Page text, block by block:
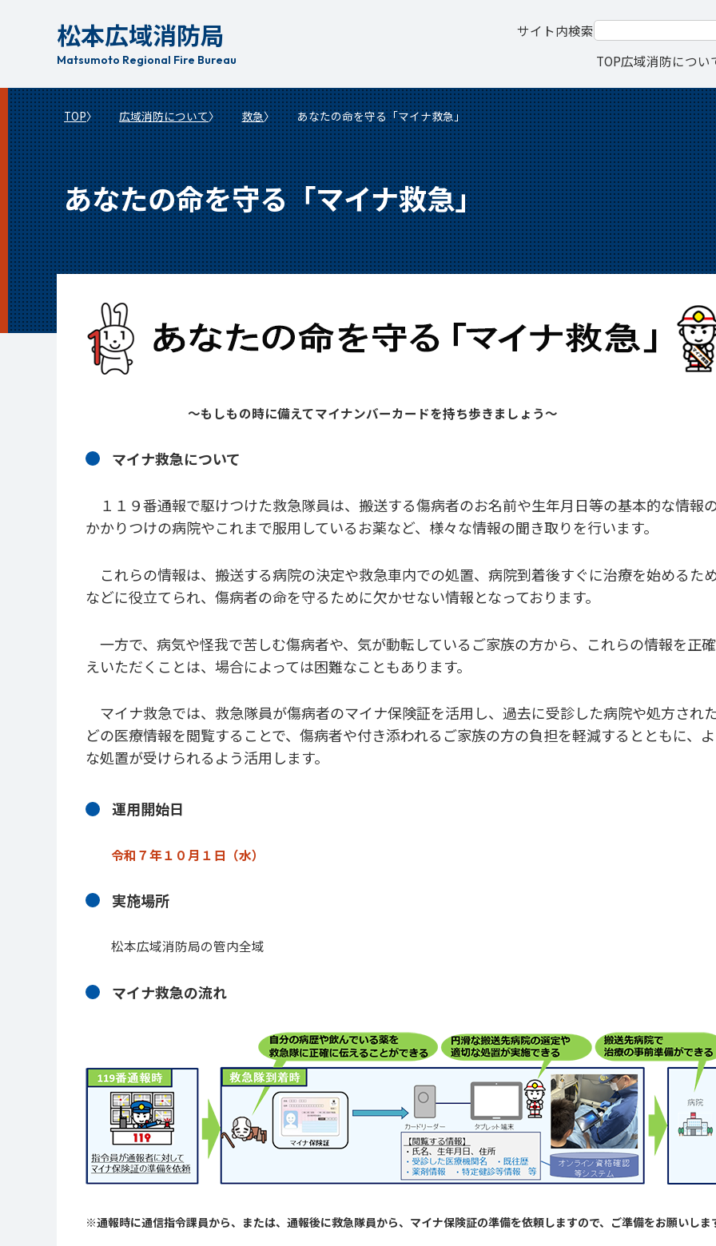
動
松本広域消防局
Matsumoto Regional Fire Bureau
サイト内検索
TOP広域消防につい
TOP 広域消防について 救急 あなたの命を守る「マイナ救急」
あなたの命を守る「マイナ救急」
～もしもの時に備えてマイナンバーカードを持ち歩きましょう～
マイナ救急について
１１９番通報で駆けつけた救急隊員は、搬送する傷病者のお名前や生年月日等の基本的な情報
かかりつけの病院やこれまで服用しているお薬など、様々な情報の聞き取りを行います。
これらの情報は、搬送する病院の決定や救急車内での処置、病院到着後すぐに治療を始めるた
などに役立てられ、傷病者の命を守るために欠かせない情報となっております。
一方で、病気や怪我で苦しむ傷病者や、気が動転しているご家族の方から、これらの情報を正
えいただくことは、場合によっては困難なこともあります。
マイナ救急では、救急隊員が傷病者のマイナ保険証を活用し、過去に受診した病院や処方され
どの医療情報を閲覧することで、傷病者や付き添われるご家族の方の負担を軽減するとともに、
な処置が受けられるよう活用します。
運用開始日
令和７年１０月１日（水）
実施場所
松本広域消防局の管内全域
マイナ救急の流れ
※通報時に通信指令課員から、または、通報後に救急隊員から、マイナ保険証の準備を依頼しますので、ご準備をお願いしま